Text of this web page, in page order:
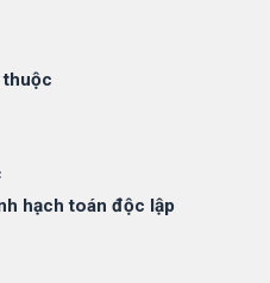
thuộc
hạch toán độc lập